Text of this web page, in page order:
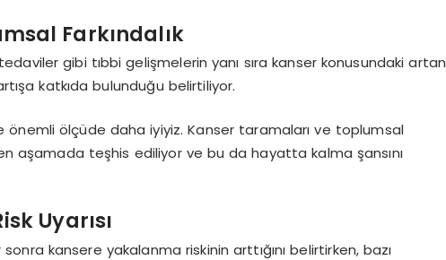
Farkındalık
gibi tıbbi gelişmelerin yanı sıra kanser konusundaki artan
katkıda bulunduğu belirtiliyor.
önemli ölçüde daha iyiyiz. Kanser taramaları ve toplumsal
aşamada teşhis ediliyor ve bu da hayatta kalma şansını
Uyarısı
sonra kansere yakalanma riskinin arttığını belirtirken, bazı